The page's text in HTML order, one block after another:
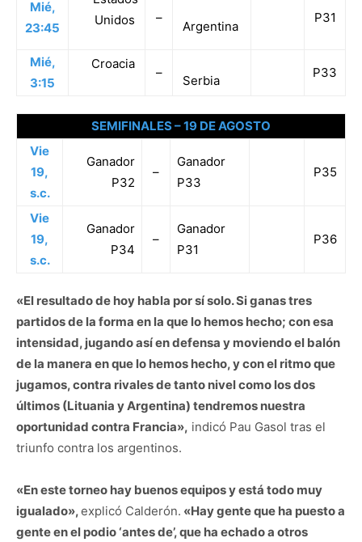
Mié,
23:45
Unidos
–
Argentina
P31
Mié,
3:15
Croacia
–
Serbia
P33
SEMIFINALES – 19 DE AGOSTO
Vie
19,
s.c.
Ganador
P32
–
Ganador
P33
P35
Vie
19,
s.c.
Ganador
P34
–
Ganador
P31
P36
«El resultado de hoy habla por sí solo. Si ganas tres
partidos de la forma en la que lo hemos hecho; con esa
intensidad, jugando así en defensa y moviendo el balón
de la manera en que lo hemos hecho, y con el ritmo que
jugamos, contra rivales de tanto nivel como los dos
últimos (Lituania y Argentina) tendremos nuestra
oportunidad contra Francia», indicó Pau Gasol tras el
triunfo contra los argentinos.
«En este torneo hay buenos equipos y está todo muy
igualado»,explicó Calderón. «Hay gente que ha puesto a
gente en el podio ‘antes de’, que ha echado a otros